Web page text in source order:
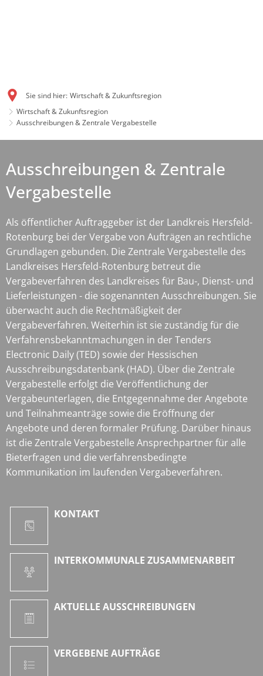
Sie sind hier: Wirtschaft & Zukunftsregion
Wirtschaft & Zukunftsregion
Ausschreibungen & Zentrale Vergabestelle
Ausschreibungen & Zentrale
Vergabestelle
Als öffentlicher Auftraggeber ist der Landkreis Hersfeld-
Rotenburg bei der Vergabe von Aufträgen an rechtliche
Grundlagen gebunden. Die Zentrale Vergabestelle des
Landkreises Hersfeld-Rotenburg betreut die
Vergabeverfahren des Landkreises für Bau-, Dienst- und
Lieferleistungen - die sogenannten Ausschreibungen. Sie
überwacht auch die Rechtmäßigkeit der
Vergabeverfahren. Weiterhin ist sie zuständig für die
Verfahrensbekanntmachungen in der Tenders
Electronic Daily (TED) sowie der Hessischen
Ausschreibungsdatenbank (HAD). Über die Zentrale
Vergabestelle erfolgt die Veröffentlichung der
Vergabeunterlagen, die Entgegennahme der Angebote
und Teilnahmeanträge sowie die Eröffnung der
Angebote und deren formaler Prüfung. Darüber hinaus
ist die Zentrale Vergabestelle Ansprechpartner für alle
Bieterfragen und die verfahrensbedingte
Kommunikation im laufenden Vergabeverfahren.
KONTAKT
INTERKOMMUNALE ZUSAMMENARBEIT
AKTUELLE AUSSCHREIBUNGEN
VERGEBENE AUFTRÄGE